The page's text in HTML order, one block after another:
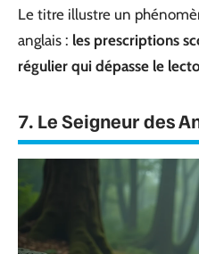
Le titre illustre un
anglais : les prescriptions
régulier qui dépasse le
7. Le Seigneur des